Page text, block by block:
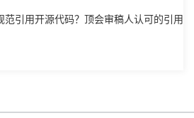
范引用开源代码？顶会审稿人认可的引用